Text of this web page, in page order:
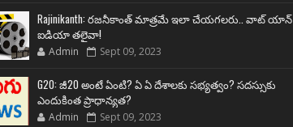
Rajinikanth: రజనీకాంత్ మాత్రమే ఇలా చేయగలరు.. వాట్ యాన్
ఐడియా తలైవా!
Admin Sept 09, 2023
G20: జీ20 అంటే ఏంటి? ఏ ఏ దేశాలకు సభ్యత్వం? సదస్సుకు
ఎందుకింత ప్రాధాన్యత?
Admin Sept 09, 2023